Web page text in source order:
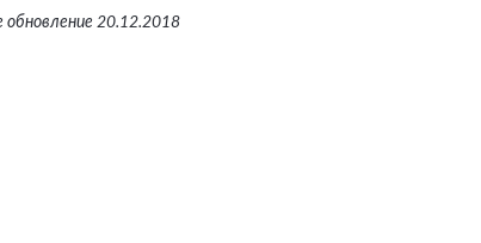
обновление 20.12.2018